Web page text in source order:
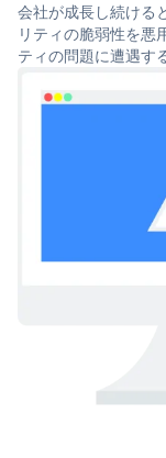
会社が成長し続ける
リティの脆弱性を悪
ティの問題に遭遇す